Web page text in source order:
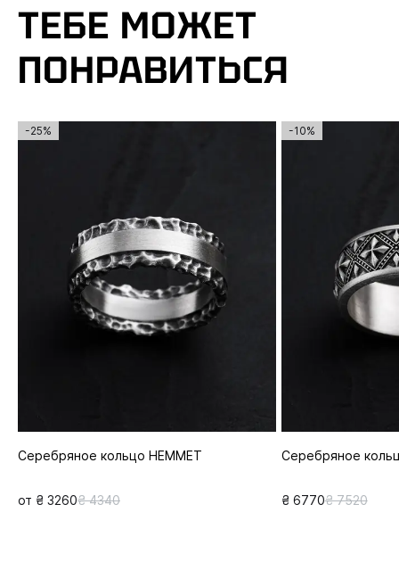
ТЕБЕ МОЖЕТ
ПОНРАВИТЬСЯ
-25%
Серебряное кольцо HEMMET
от ₴ 3260₴ 4340
-10%
Серебряное
₴ 6770₴ 7520